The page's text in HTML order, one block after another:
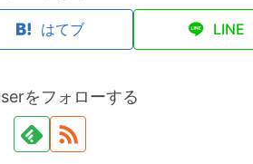
はてブ LINE
をフォローする